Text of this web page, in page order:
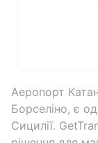
Аеропорт
Борселіно, є
Сицилії.